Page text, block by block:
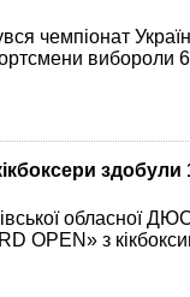
чемпіонат
вибороли
обласної
OPEN» з